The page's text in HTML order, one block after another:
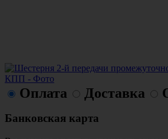
Оплата Доставка
Банковская карта